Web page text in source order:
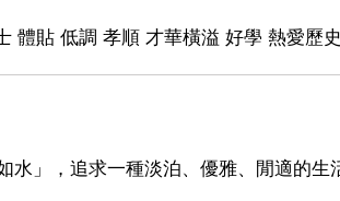
體貼 低調 孝順 才華橫溢 好學 熱愛歷
水」，追求一種淡泊、優雅、閒適的